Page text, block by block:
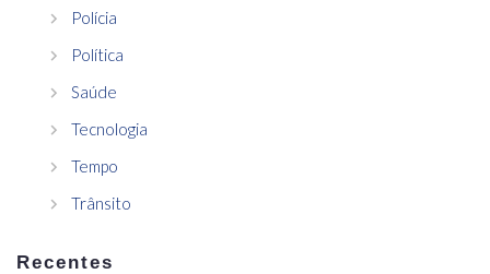
Polícia
Política
Saúde
Tecnologia
Tempo
Trânsito
Recentes